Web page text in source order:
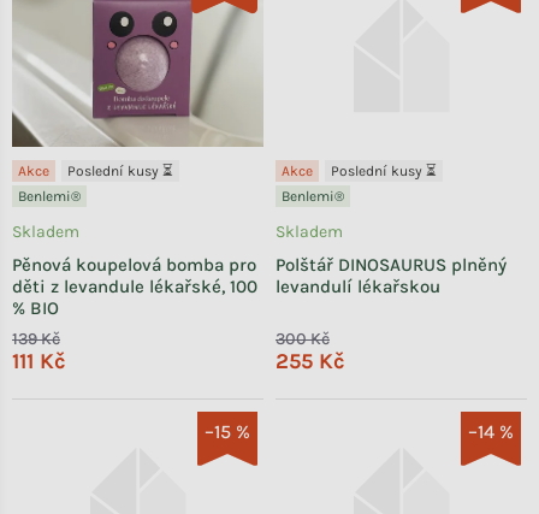
Akce
Poslední kusy ⏳
Benlemi®
Pěnová koupelová bomba pro
děti z levandule lékařské, 100
% BIO
Skladem
139 Kč
111 Kč
Akce
Poslední kusy ⏳
Benlemi®
Polštář DINOSAURUS plněný
levandulí lékařskou
Skladem
300 Kč
255 Kč
–15 % –14 %